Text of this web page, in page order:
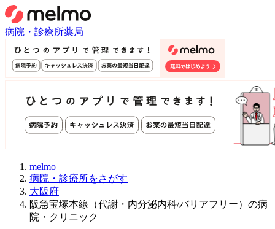
病院・診療所薬局
melmo
病院・診療所をさがす
大阪府
阪急宝塚本線（代謝・内分泌内科/バリアフリー）の病
院・クリニック